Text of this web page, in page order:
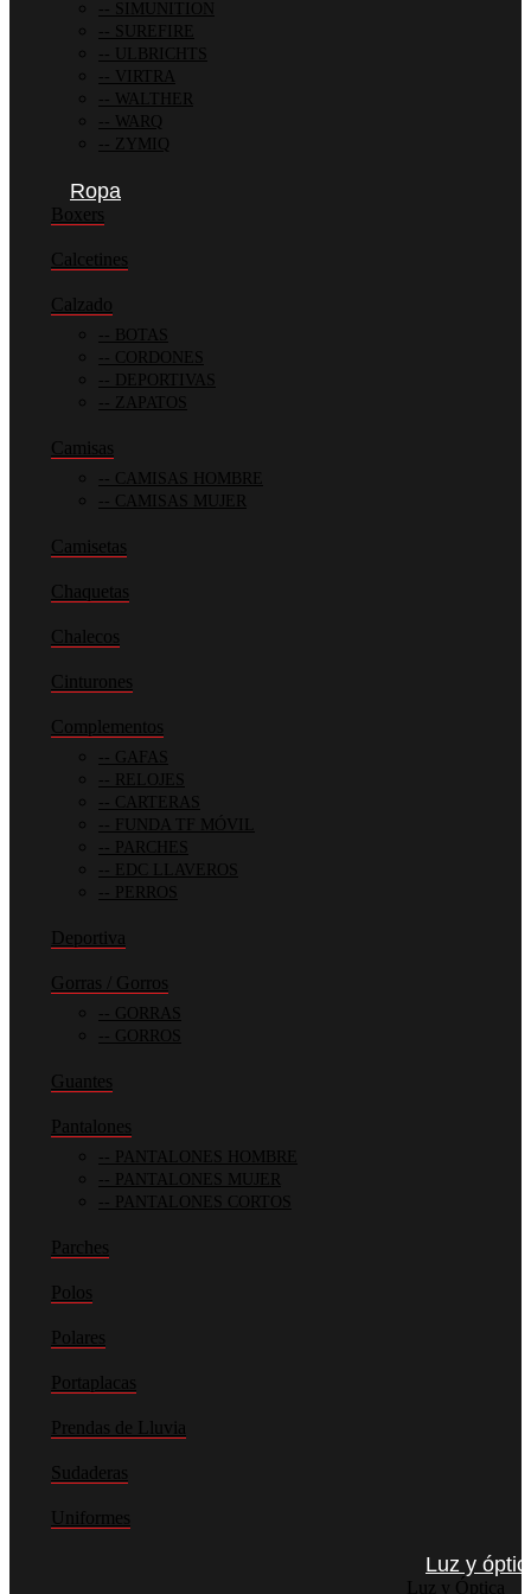
SIMUNITION
SUREFIRE
ULBRICHTS
VIRTRA
WALTHER
WARQ
ZYMIQ
Ropa
Boxers
Calcetines
Calzado
BOTAS
CORDONES
DEPORTIVAS
ZAPATOS
Camisas
CAMISAS HOMBRE
CAMISAS MUJER
Camisetas
Chaquetas
Chalecos
Cinturones
Complementos
GAFAS
RELOJES
CARTERAS
FUNDA TF MÓVIL
PARCHES
EDC LLAVEROS
PERROS
Deportiva
Gorras / Gorros
GORRAS
GORROS
Guantes
Pantalones
PANTALONES HOMBRE
PANTALONES MUJER
PANTALONES CORTOS
Parches
Polos
Polares
Portaplacas
Prendas de Lluvia
Sudaderas
Uniformes
Luz y
Luz y Óptica